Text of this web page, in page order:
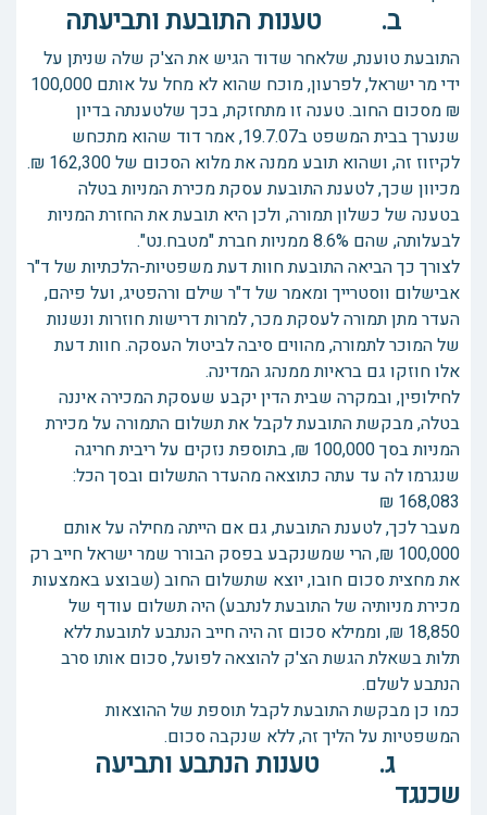
ב. טענות התובעת ותביעתה
התובעת טוענת, שלאחר שדוד הגיש את הצ'ק שלה שניתן על
ידי מר ישראל, לפרעון, מוכח שהוא לא מחל על אותם 100,000
₪ מסכום החוב. טענה זו מתחזקת, בכך שלטענתה בדיון
שנערך בבית המשפט ב19.7.07, אמר דוד שהוא מתכחש
לקיזוז זה, ושהוא תובע ממנה את מלוא הסכום של 162,300 ₪.
מכיוון שכך, לטענת התובעת עסקת מכירת המניות בטלה
בטענה של כשלון תמורה, ולכן היא תובעת את החזרת המניות
לבעלותה, שהם 8.6% ממניות חברת "מטבח.נט".
לצורך כך הביאה התובעת חוות דעת משפטיות-הלכתיות של ד"ר
אבישלום ווסטרייך ומאמר של ד"ר שילם ורהפטיג, ועל פיהם,
העדר מתן תמורה לעסקת מכר, למרות דרישות חוזרות ונשנות
של המוכר לתמורה, מהווים סיבה לביטול העסקה. חוות דעת
אלו חוזקו גם בראיות ממנהג המדינה.
לחילופין, ובמקרה שבית הדין יקבע שעסקת המכירה איננה
בטלה, מבקשת התובעת לקבל את תשלום התמורה על מכירת
המניות בסך 100,000 ₪, בתוספת נזקים על ריבית חריגה
שנגרמו לה עד עתה כתוצאה מהעדר התשלום ובסך הכל:
168,083 ₪
מעבר לכך, לטענת התובעת, גם אם הייתה מחילה על אותם
100,000 ₪, הרי שמשנקבע בפסק הבורר שמר ישראל חייב רק
את מחצית סכום חובו, יוצא שתשלום החוב (שבוצע באמצעות
מכירת מניותיה של התובעת לנתבע) היה תשלום עודף של
18,850 ₪, וממילא סכום זה היה חייב הנתבע לתובעת ללא
תלות בשאלת הגשת הצ'ק להוצאה לפועל, סכום אותו סרב
הנתבע לשלם.
כמו כן מבקשת התובעת לקבל תוספת של ההוצאות
המשפטיות על הליך זה, ללא שנקבה סכום.
ג. טענות הנתבע ותביעה
שכנגד